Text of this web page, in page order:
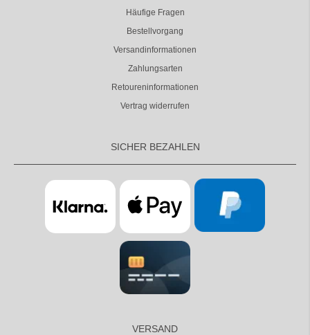
Häufige Fragen
Bestellvorgang
Versandinformationen
Zahlungsarten
Retoureninformationen
Vertrag widerrufen
SICHER BEZAHLEN
VERSAND